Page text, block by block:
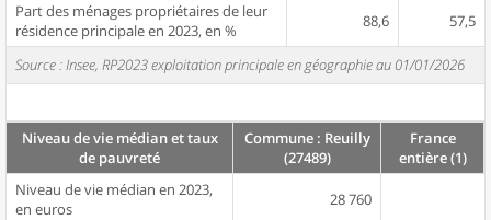
Part des ménages propriétaires de leur
résidence principale en 2023, en %
88,6 57,5
Source : Insee, RP2023 exploitation principale en géographie au 01/01/2026
Niveau de vie médian et taux
de pauvreté
Commune : Reuilly
(27489)
France
entière (1)
Niveau de vie médian en 2023,
en euros
28 760